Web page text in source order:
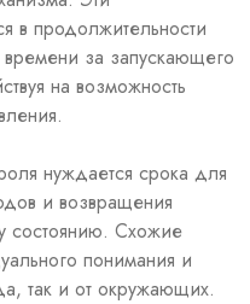
в продолжительности
за запускающего
на возможность
нуждается срока для
и возвращения
состоянию. Схожие
понимания и
так и от окружающих.